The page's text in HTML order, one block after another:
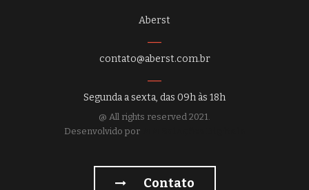
Aberst
contato@aberst.com.br
Segunda a sexta, das 09h às 18h
@ All rights reserved 2021.
Desenvolvido por
Contato